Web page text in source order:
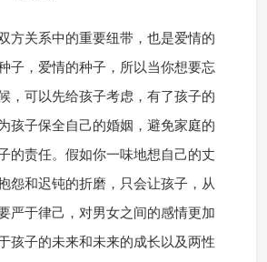
关系中的重要纽带，也是爱情的
子，爱情的种子，所以当你想要忘
，可以先给孩子考虑，有了孩子的
孩子保全自己的婚姻，避免家庭的
的责任。假如你一味地想自己的丈
怨和迟钝的折磨，只会让孩子，从
严于律己，对男女之间的感情更加
孩子的未来和未来的成长以及两性